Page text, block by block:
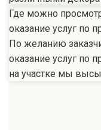
Где можно
оказание услуг по
По желанию
оказание услуг по
на участке мы